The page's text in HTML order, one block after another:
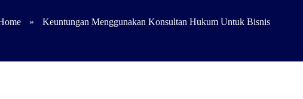
» Keuntungan Menggunakan Konsultan Hukum Untuk Bisnis